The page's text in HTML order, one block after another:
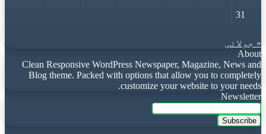
31
« جولائی
About
Clean Responsive WordPress Newspaper, Magazine, News and
Blog theme. Packed with options that allow you to completely
customize your website to your needs.
Newsletter
Enter
your
Email